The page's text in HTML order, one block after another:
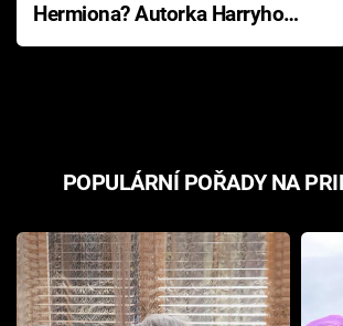
Hermiona? Autorka Harryho
Pottera přišla s ráznou
POPULÁRNÍ POŘADY NA